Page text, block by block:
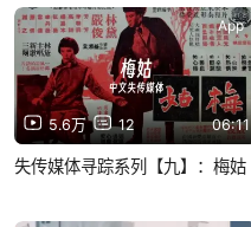
5.6万 12 06:11
App
失传媒体寻踪系列【九】：梅姑